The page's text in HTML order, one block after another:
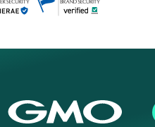
of each bar can be heard in the
note is longer than one bar,
5」
conditions, any use beyond the
distributing,
and Gentosha Inc. (or the
such rights under their